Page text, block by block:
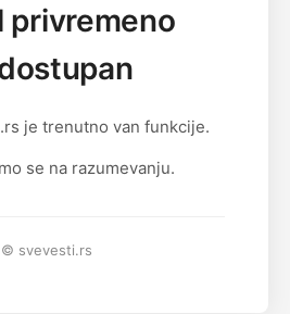
privremeno
je trenutno van funkcije.
se na razumevanju.
© svevesti.rs